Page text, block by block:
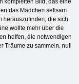
kompletten Bild, das eine
das Mädchen seltsam
herauszufinden, die sich
wollte mehr über die
helfen, die notwendigen
Träume zu sammeln. null